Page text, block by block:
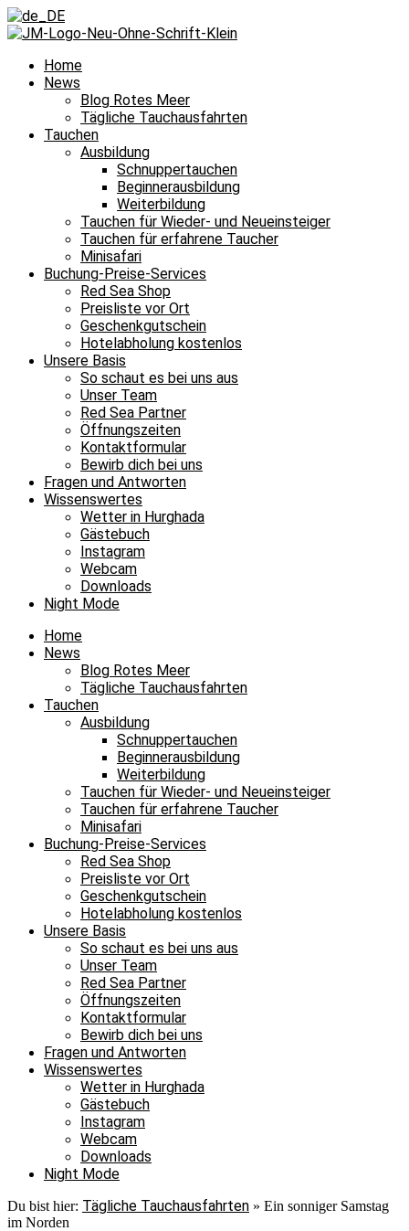
Home
News
Blog Rotes Meer
Tägliche Tauchausfahrten
Tauchen
Ausbildung
Schnuppertauchen
Beginnerausbildung
Weiterbildung
Tauchen für Wieder- und Neueinsteiger
Tauchen für erfahrene Taucher
Minisafari
Buchung-Preise-Services
Red Sea Shop
Preisliste vor Ort
Geschenkgutschein
Hotelabholung kostenlos
Unsere Basis
So schaut es bei uns aus
Unser Team
Red Sea Partner
Öffnungszeiten
Kontaktformular
Bewirb dich bei uns
Fragen und Antworten
Wissenswertes
Wetter in Hurghada
Gästebuch
Instagram
Webcam
Downloads
Night Mode
Home
News
Blog Rotes Meer
Tägliche Tauchausfahrten
Tauchen
Ausbildung
Schnuppertauchen
Beginnerausbildung
Weiterbildung
Tauchen für Wieder- und Neueinsteiger
Tauchen für erfahrene Taucher
Minisafari
Buchung-Preise-Services
Red Sea Shop
Preisliste vor Ort
Geschenkgutschein
Hotelabholung kostenlos
Unsere Basis
So schaut es bei uns aus
Unser Team
Red Sea Partner
Öffnungszeiten
Kontaktformular
Bewirb dich bei uns
Fragen und Antworten
Wissenswertes
Wetter in Hurghada
Gästebuch
Instagram
Webcam
Downloads
Night Mode
Du bist hier: Tägliche Tauchausfahrten » Ein sonniger Samstag
im Norden